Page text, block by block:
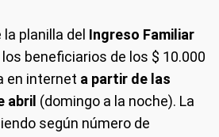
planilla del Ingreso Familiar
beneficiarios de los $ 10.000
en internet a partir de las
abril (domingo a la noche). La
según número de